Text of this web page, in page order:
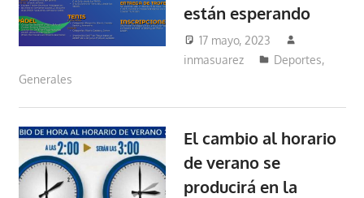
están esperando
17 mayo, 2023
inmasuarez
Deportes,
Generales
El cambio al horario
de verano se
producirá en la